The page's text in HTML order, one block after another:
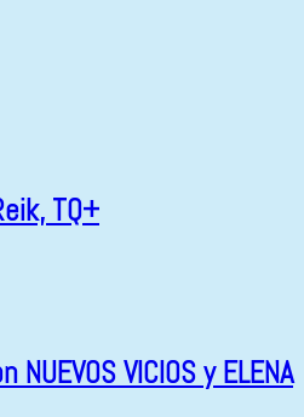
TQ+
NUEVOS VICIOS y ELENA